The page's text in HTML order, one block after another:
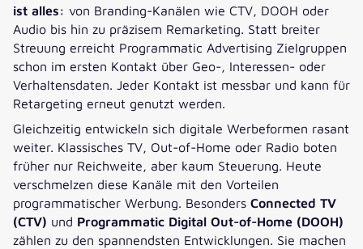
ist alles: von Branding-Kanälen wie CTV, DOOH oder
Audio bis hin zu präzisem Remarketing. Statt breiter
Streuung erreicht Programmatic Advertising Zielgruppen
schon im ersten Kontakt über Geo-, Interessen- oder
Verhaltensdaten. Jeder Kontakt ist messbar und kann für
Retargeting erneut genutzt werden.
Gleichzeitig entwickeln sich digitale Werbeformen rasant
weiter. Klassisches TV, Out-of-Home oder Radio boten
früher nur Reichweite, aber kaum Steuerung. Heute
verschmelzen diese Kanäle mit den Vorteilen
programmatischer Werbung. Besonders Connected TV
(CTV) und Programmatic Digital Out-of-Home (DOOH)
zählen zu den spannendsten Entwicklungen. Sie machen